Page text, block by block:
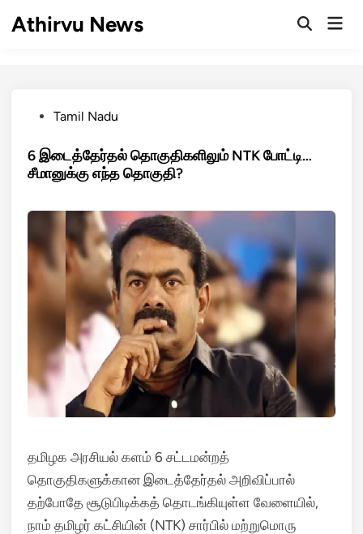
Athirvu News
OpenMain
PostedTamil Nadu
6 இடைத்தேர்தல் தொகுதிகளிலும் NTK போட்டி…
சீமானுக்கு எந்த தொகுதி?
தமிழக அரசியல் களம் 6 சட்டமன்றத்
தொகுதிகளுக்கான இடைத்தேர்தல் அறிவிப்பால்
தற்போதே சூடுபிடிக்கத் தொடங்கியுள்ள வேளையில்,
நாம் தமிழர் கட்சியின் (NTK) சார்பில் மற்றுமொரு